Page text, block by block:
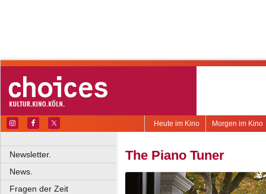
Morgen im Kino
Heute im Kino
Newsletter.
News.
Fragen der Zeit
The Piano Tuner